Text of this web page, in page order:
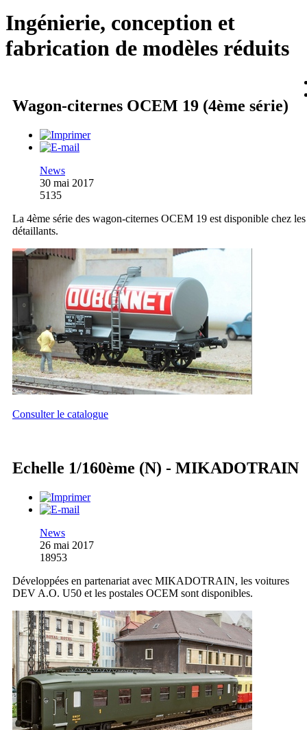
Ingénierie, conception et
fabrication de modèles réduits
Wagon-citernes OCEM 19 (4ème série)
News
30 mai 2017
5135
La 4ème série des wagon-citernes OCEM 19 est disponible chez les
détaillants.
Consulter le catalogue
Echelle 1/160ème (N) - MIKADOTRAIN
News
26 mai 2017
18953
Développées en partenariat avec MIKADOTRAIN, les voitures
DEV A.O. U50 et les postales OCEM sont disponibles.